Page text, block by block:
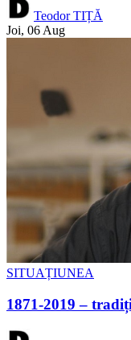
Teodor TIȚĂ
Joi, 06 Aug
SITUAȚIUNEA
1871-2019 –